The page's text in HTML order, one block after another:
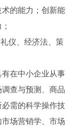
的能力；创新能
仪、经济法、策
在中小企业从事
查与预测、商品
需的科学操作技
场营销学、市场